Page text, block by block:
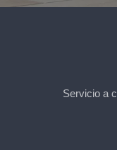
Servicio a